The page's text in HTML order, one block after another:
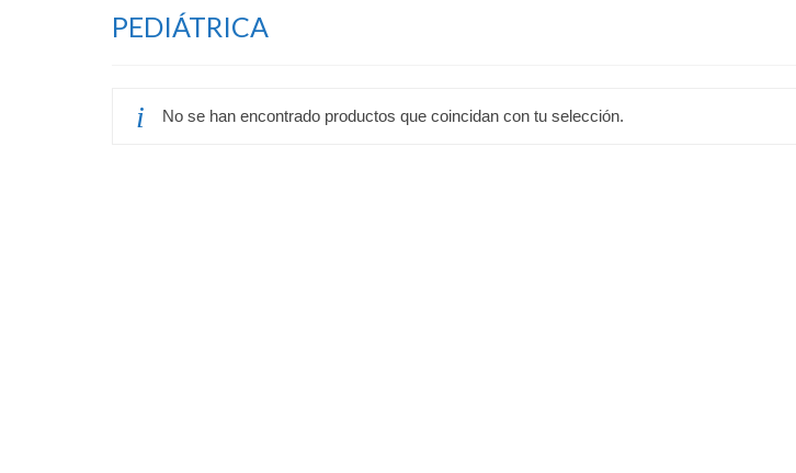
PEDIÁTRICA
No se han encontrado productos que coincidan con tu selección.